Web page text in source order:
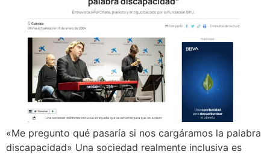
«Me pregunto qué pasaría si nos cargáramos la palabra
discapacidad» Una sociedad realmente inclusiva es